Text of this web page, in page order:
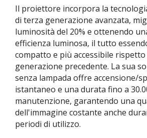
Il proiettore incorpora la
di terza generazione avanzata,
luminosità del 20% e ottenendo
efficienza luminosa, il tutto
compatto e più accessibile rispetto
generazione precedente. La sua
senza lampada offre accensione/
istantaneo e una durata fino a
manutenzione, garantendo una
dell'immagine costante anche
periodi di utilizzo.